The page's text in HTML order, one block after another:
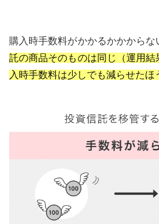
購入時手数料がかかるかかからな
託の商品そのものは同じ（運用
入時手数料は少しでも減らせたほ